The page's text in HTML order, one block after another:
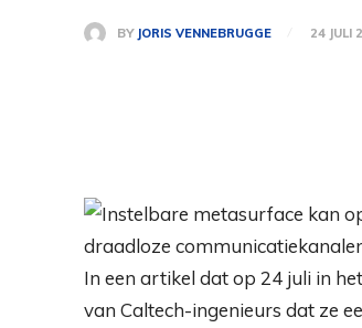
BY JORIS VENNEBRUGGE 24 JULI
In een artikel dat op 24 juli in
van Caltech-ingenieurs dat ze